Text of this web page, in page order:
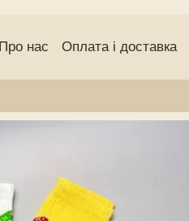
Про нас Оплата і доставка